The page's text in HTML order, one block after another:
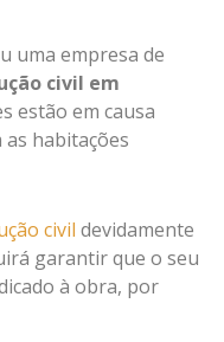
uma empresa de
civil em
estão em causa
habitações
civil devidamente
garantir que o seu
à obra, por